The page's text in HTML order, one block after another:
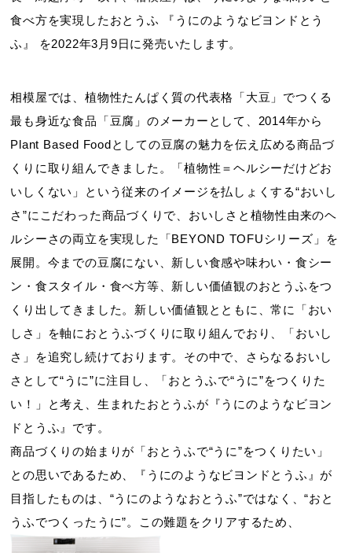
食べ方を実現したおとうふ 『うにのようなビヨンドとう
ふ』 を2022年3月9日に発売いたします。
相模屋では、植物性たんぱく質の代表格「大豆」でつくる
最も身近な食品「豆腐」のメーカーとして、2014年から
Plant Based Foodとしての豆腐の魅力を伝え広める商品づ
くりに取り組んできました。「植物性＝ヘルシーだけどお
いしくない」という従来のイメージを払しょくする“おいし
さ”にこだわった商品づくりで、おいしさと植物性由来のヘ
ルシーさの両立を実現した「BEYOND TOFUシリーズ」を
展開。今までの豆腐にない、新しい食感や味わい・食シー
ン・食スタイル・食べ方等、新しい価値観のおとうふをつ
くり出してきました。新しい価値観とともに、常に「おい
しさ」を軸におとうふづくりに取り組んでおり、「おいし
さ」を追究し続けております。その中で、さらなるおいし
さとして“うに”に注目し、「おとうふで“うに”をつくりた
い！」と考え、生まれたおとうふが『うにのようなビヨン
ドとうふ』です。
商品づくりの始まりが「おとうふで“うに”をつくりたい」
との思いであるため、『うにのようなビヨンドとうふ』が
目指したものは、“うにのようなおとうふ”ではなく、“おと
うふでつくったうに”。この難題をクリアするため、